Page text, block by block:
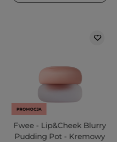
PROMOCJA
Fwee - Lip&Cheek Blurry
Pudding Pot - Kremowy